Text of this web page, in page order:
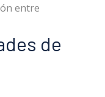
entre
de